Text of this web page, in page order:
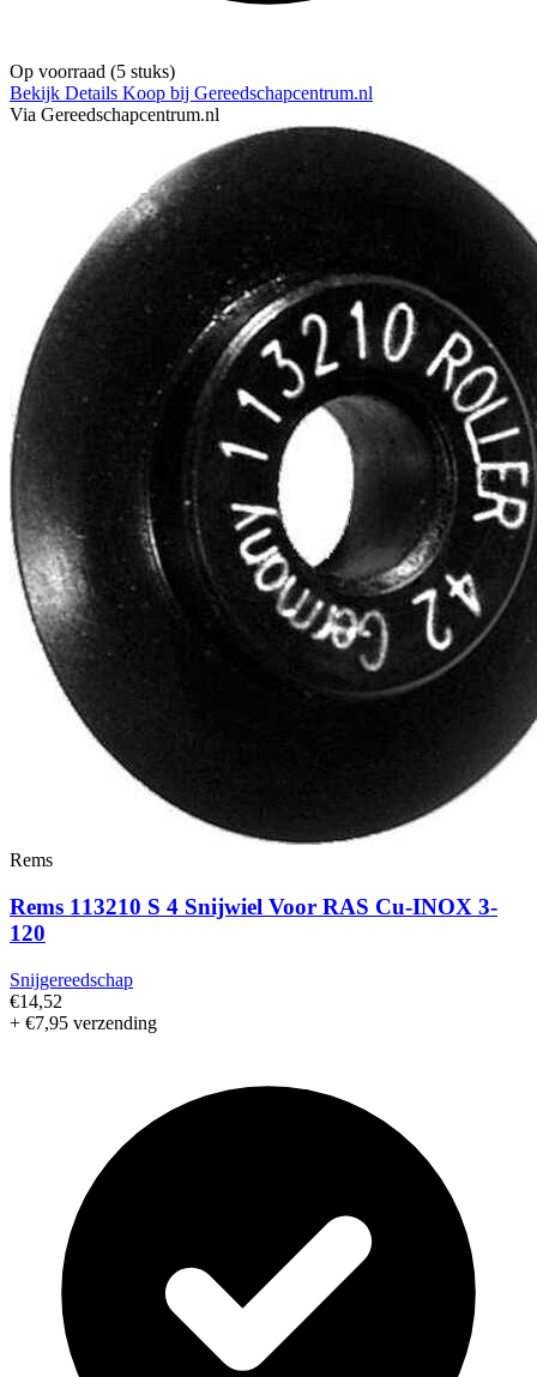
Op voorraad (5 stuks)
Bekijk Details Koop bij Gereedschapcentrum.nl
Via Gereedschapcentrum.nl
Rems
Rems 113210 S 4 Snijwiel Voor RAS Cu-INOX 3-
120
Snijgereedschap
€14,52
+ €7,95 verzending